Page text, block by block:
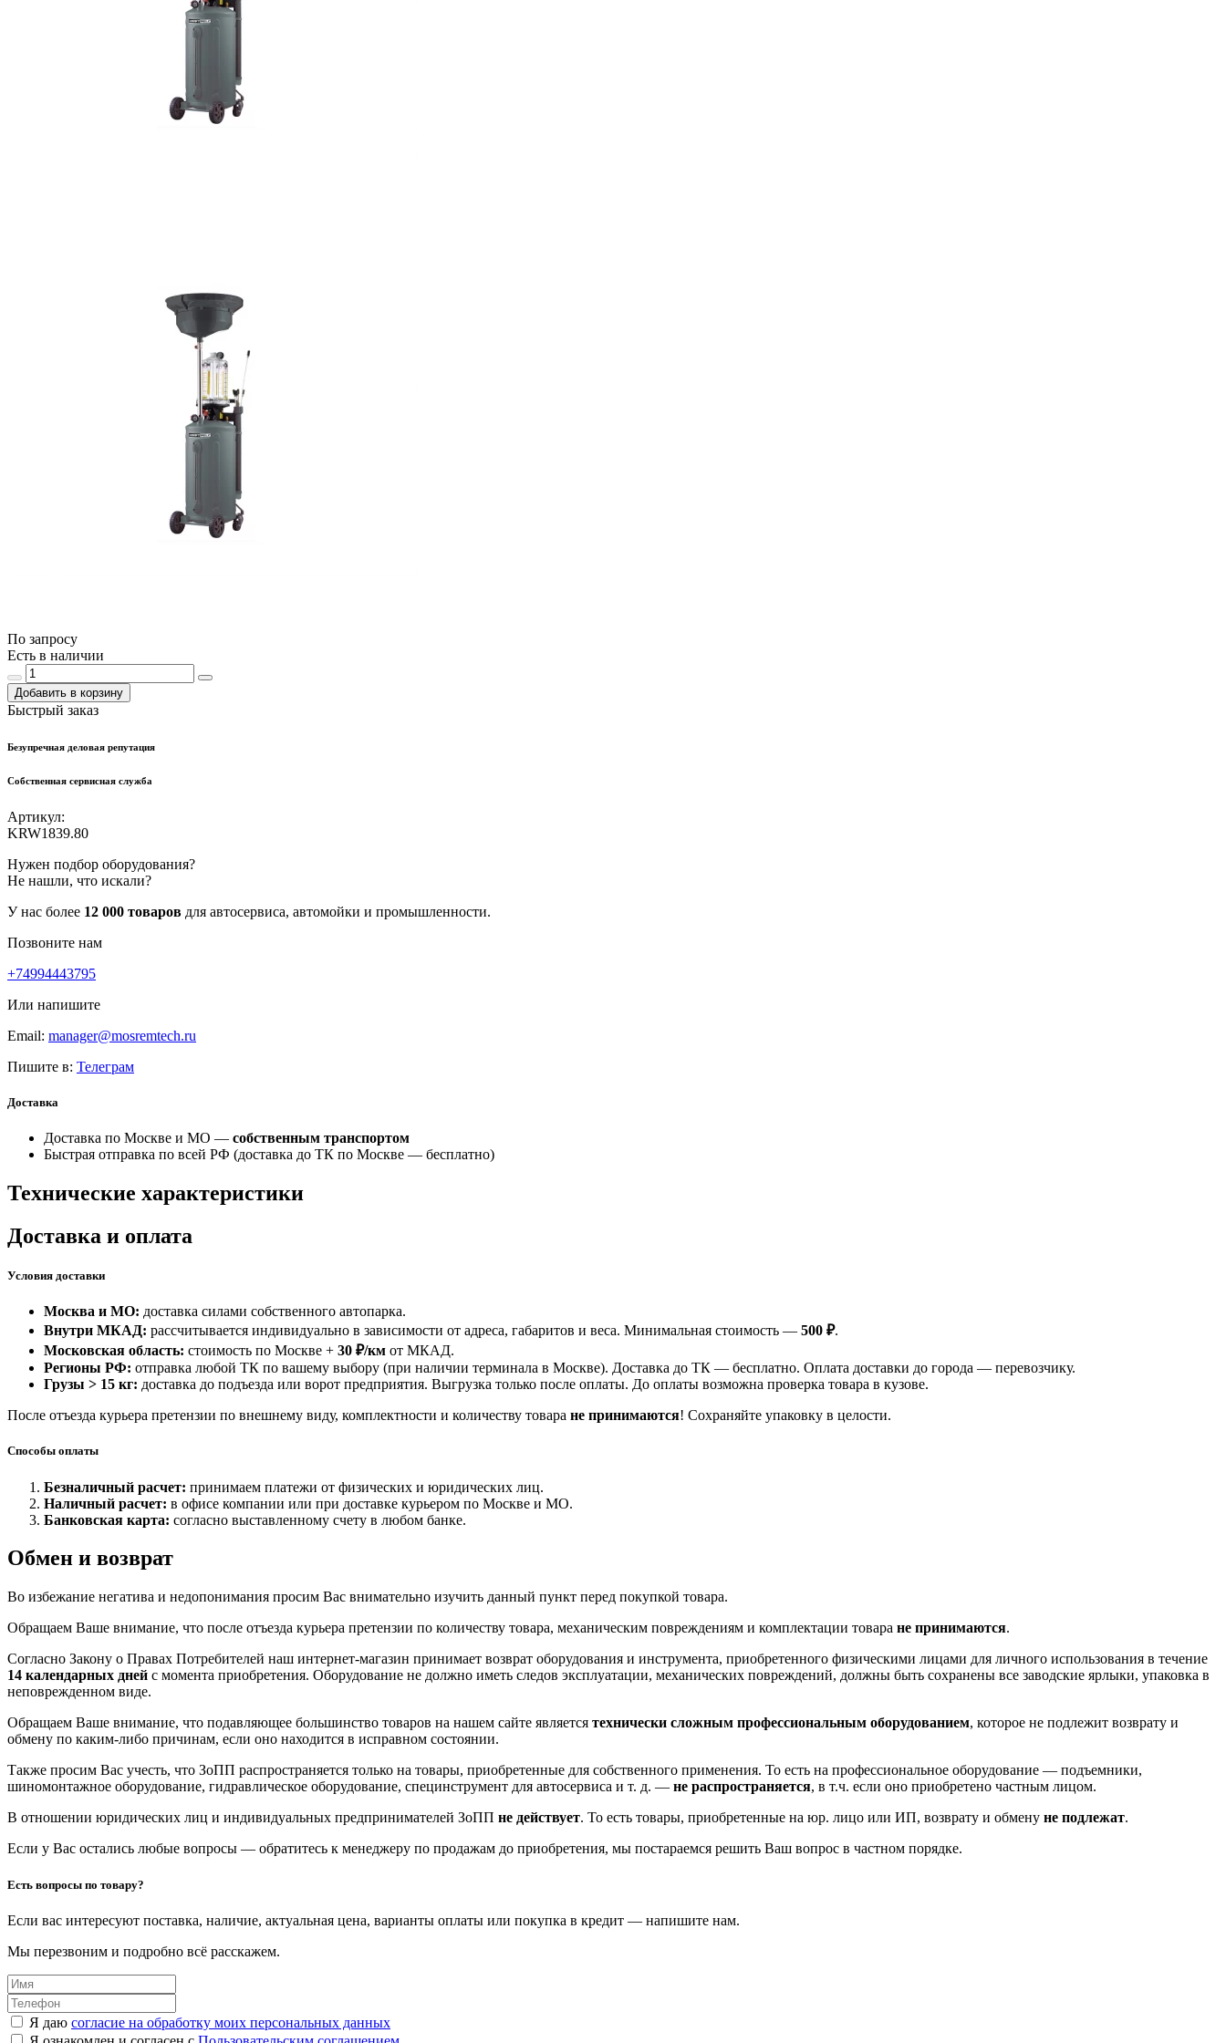
По запросу
Есть в наличии
Добавить в корзину
Быстрый заказ
Безупречная деловая репутация
Собственная сервисная служба
Артикул:
KRW1839.80
Нужен подбор оборудования?
Не нашли, что искали?
У нас более 12 000 товаров для автосервиса, автомойки и промышленности.
Позвоните нам
+74994443795
Или напишите
Email: manager@mosremtech.ru
Пишите в: Телеграм
Доставка
Доставка по Москве и МО — собственным транспортом
Быстрая отправка по всей РФ (доставка до ТК по Москве — бесплатно)
Технические характеристики
Доставка и оплата
Условия доставки
Москва и МО: доставка силами собственного автопарка.
Внутри МКАД: рассчитывается индивидуально в зависимости от адреса, габаритов и веса. Минимальная стоимость — 500 ₽.
Московская область: стоимость по Москве + 30 ₽/км от МКАД.
Регионы РФ: отправка любой ТК по вашему выбору (при наличии терминала в Москве). Доставка до ТК — бесплатно. Оплата доставки до города — перевозчику.
Грузы > 15 кг: доставка до подъезда или ворот предприятия. Выгрузка только после оплаты. До оплаты возможна проверка товара в кузове.
После отъезда курьера претензии по внешнему виду, комплектности и количеству товара не принимаются! Сохраняйте упаковку в целости.
Способы оплаты
Безналичный расчет: принимаем платежи от физических и юридических лиц.
Наличный расчет: в офисе компании или при доставке курьером по Москве и МО.
Банковская карта: согласно выставленному счету в любом банке.
Обмен и возврат
Во избежание негатива и недопонимания просим Вас внимательно изучить данный пункт перед покупкой товара.
Обращаем Ваше внимание, что после отъезда курьера претензии по количеству товара, механическим повреждениям и комплектации товара не принимаются.
Согласно Закону о Правах Потребителей наш интернет-магазин принимает возврат оборудования и инструмента, приобретенного физическими лицами для личного использования в течение
14 календарных дней с момента приобретения. Оборудование не должно иметь следов эксплуатации, механических повреждений, должны быть сохранены все заводские ярлыки, упаковка в
неповрежденном виде.
Обращаем Ваше внимание, что подавляющее большинство товаров на нашем сайте является технически сложным профессиональным оборудованием, которое не подлежит возврату и
обмену по каким-либо причинам, если оно находится в исправном состоянии.
Также просим Вас учесть, что ЗоПП распространяется только на товары, приобретенные для собственного применения. То есть на профессиональное оборудование — подъемники,
шиномонтажное оборудование, гидравлическое оборудование, специнструмент для автосервиса и т. д. — не распространяется, в т.ч. если оно приобретено частным лицом.
В отношении юридических лиц и индивидуальных предпринимателей ЗоПП не действует. То есть товары, приобретенные на юр. лицо или ИП, возврату и обмену не подлежат.
Если у Вас остались любые вопросы — обратитесь к менеджеру по продажам до приобретения, мы постараемся решить Ваш вопрос в частном порядке.
Есть вопросы по товару?
Если вас интересуют поставка, наличие, актуальная цена, варианты оплаты или покупка в кредит — напишите нам.
Мы перезвоним и подробно всё расскажем.
Я даю согласие на обработку моих персональных данных